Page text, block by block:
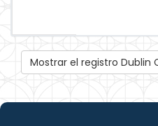
Mostrar el registro